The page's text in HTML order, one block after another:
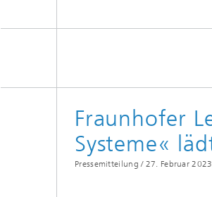
Fraunhofer
Systeme«
Pressemitteilung / 27. Februar 2023